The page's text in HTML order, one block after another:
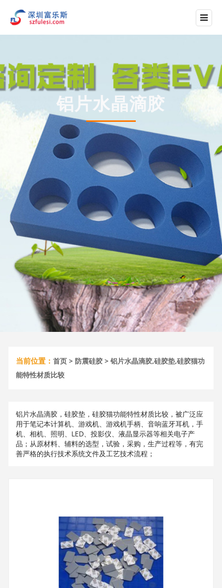
铝片水晶滴胶
当前位置：首页 > 防震硅胶 > 铝片水晶滴胶,硅胶垫,硅胶猫功
能特性材质比较
铝片水晶滴胶，硅胶垫，硅胶猫功能特性材质比较，被广泛应
用于笔记本计算机、游戏机、游戏机手柄、音响蓝牙耳机，手
机、相机、照明、LED、投影仪、液晶显示器等相关电子产
品；从原材料、辅料的选型，试验，采购，生产过程等，有完
善严格的执行技术系统文件及工艺技术流程；